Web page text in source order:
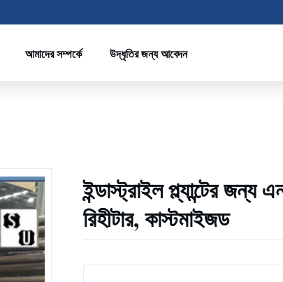
আমাদের সম্পর্কে উদ্ধৃতির জন্য আবেদন
ইন্ডাস্ট্রাইল প্ল্যান্টের জন্য
রিহীটার, কাস্টমাইজড